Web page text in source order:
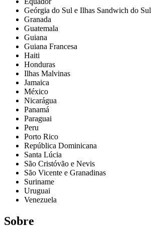
Geórgia do Sul e Ilhas Sandwich do Sul
Granada
Guatemala
Guiana
Guiana Francesa
Haiti
Honduras
Ilhas Malvinas
Jamaica
México
Nicarágua
Panamá
Paraguai
Peru
Porto Rico
República Dominicana
Santa Lúcia
São Cristóvão e Nevis
São Vicente e Granadinas
Suriname
Uruguai
Venezuela
Sobre